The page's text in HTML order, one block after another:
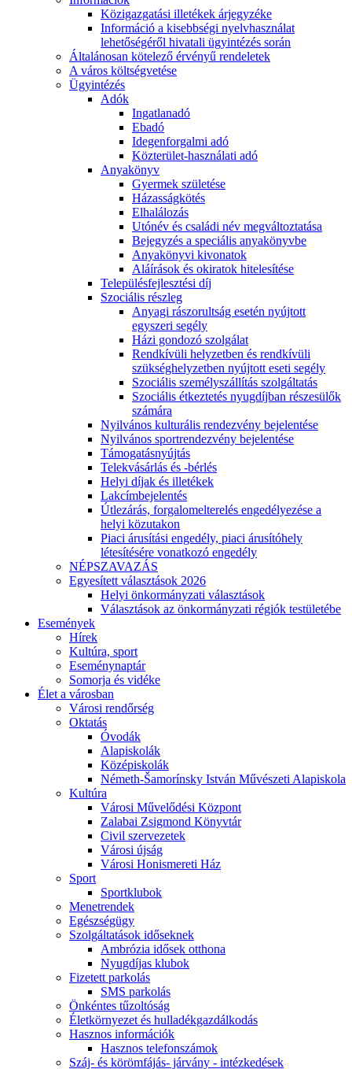
Közigazgatási illetékek árjegyzéke
Információ a kisebbségi nyelvhasználat
lehetőségéről hivatali ügyintézés során
Általánosan kötelező érvényű rendeletek
A város költségvetése
Ügyintézés
Adók
Ingatlanadó
Ebadó
Idegenforgalmi adó
Közterület-használati adó
Anyakönyv
Gyermek születése
Házasságkötés
Elhalálozás
Utónév és családi név megváltoztatása
Bejegyzés a speciális anyakönyvbe
Anyakönyvi kivonatok
Aláírások és okiratok hitelesítése
Településfejlesztési díj
Szociális részleg
Anyagi rászorultság esetén nyújtott
egyszeri segély
Házi gondozó szolgálat
Rendkívüli helyzetben és rendkívüli
szükséghelyzetben nyújtott eseti segély
Szociális személyszállítás szolgáltatás
Szociális étkeztetés nyugdíjban részesülők
számára
Nyilvános kulturális rendezvény bejelentése
Nyilvános sportrendezvény bejelentése
Támogatásnyújtás
Telekvásárlás és -bérlés
Helyi díjak és illetékek
Lakcímbejelentés
Útlezárás, forgalomelterelés engedélyezése a
helyi közutakon
Piaci árusítási engedély, piaci árusítóhely
létesítésére vonatkozó engedély
NÉPSZAVAZÁS
Egyesített választások 2026
Helyi önkormányzati választások
Választások az önkormányzati régiók testületébe
Események
Hírek
Kultúra, sport
Eseménynaptár
Somorja és vidéke
Élet a városban
Városi rendőrség
Oktatás
Óvodák
Alapiskolák
Középiskolák
Németh-Šamorínsky István Művészeti Alapiskola
Kultúra
Városi Művelődési Központ
Zalabai Zsigmond Könyvtár
Civil szervezetek
Városi újság
Városi Honismereti Ház
Sport
Sportklubok
Menetrendek
Egészségügy
Szolgáltatások időseknek
Ambrózia idősek otthona
Nyugdíjas klubok
Fizetett parkolás
SMS parkolás
Önkéntes tűzoltóság
Életkörnyezet és hulladékgazdálkodás
Hasznos információk
Hasznos telefonszámok
Száj- és körömfájás- járvány - intézkedések